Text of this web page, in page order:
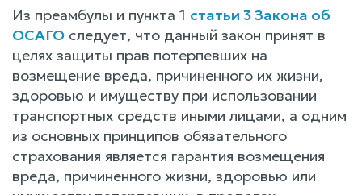
Из преамбулы и пункта 1 статьи 3 Закона об
ОСАГО следует, что данный закон принят в
целях защиты прав потерпевших на
возмещение вреда, причиненного их жизни,
здоровью и имуществу при использовании
транспортных средств иными лицами, а одним
из основных принципов обязательного
страхования является гарантия возмещения
вреда, причиненного жизни, здоровью или